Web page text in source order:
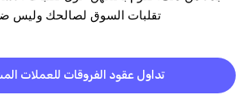
تقلبات السوق لصالحك وليس
تداول عقود الفروقات للعملات